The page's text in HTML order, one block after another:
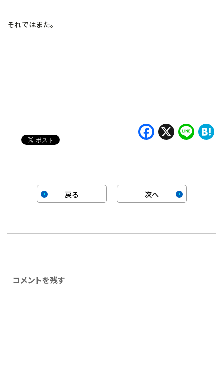
それではまた。
X
戻る 次へ
コメントを残す